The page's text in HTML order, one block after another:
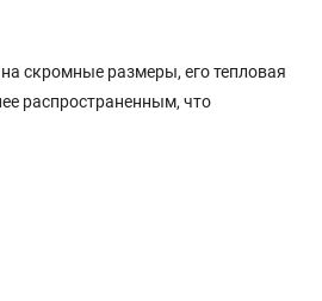
скромные размеры, его тепловая
распространенным, что